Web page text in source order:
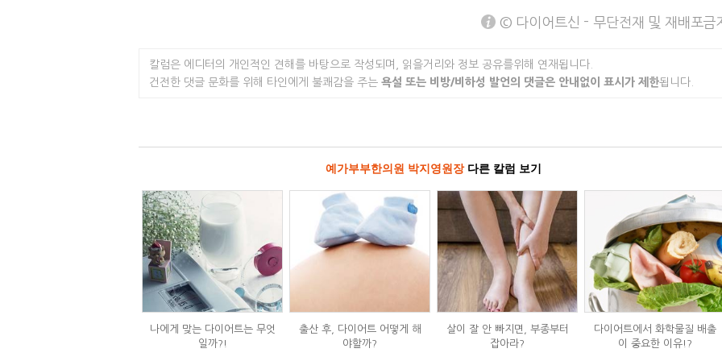
© 다이어트신 - 무단전재 및 재배포금
칼럼은 에디터의 개인적인 견해를 바탕으로 작성되며, 읽을거리와 정보 공유를위해 연재됩니다.
건전한 댓글 문화를 위해 타인에게 불쾌감을 주는 욕설 또는 비방/비하성 발언의 댓글은 안내없이 표시가 제한됩니다.
예가부부한의원 박지영원장다른 칼럼 보기
나에게 맞는 다이어트는 무엇
일까?!
출산 후, 다이어트 어떻게 해
야할까?
살이 잘 안 빠지면, 부종부터
잡아라?
다이어트에서 화학물질 배출
이 중요한 이유!?